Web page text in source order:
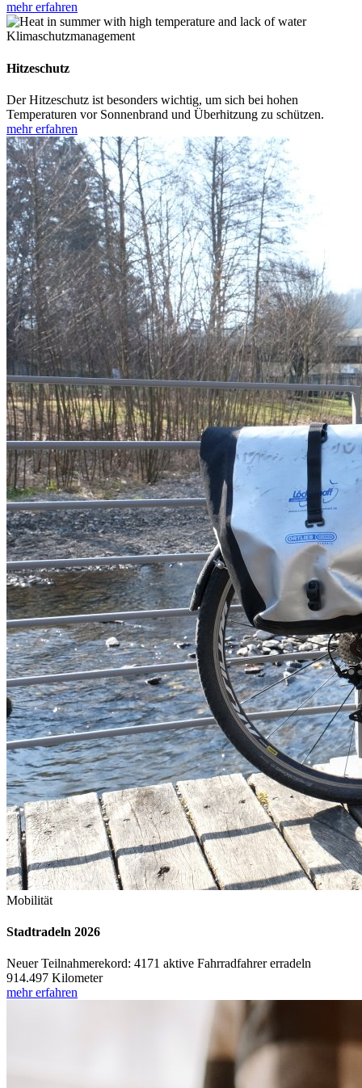
mehr erfahren
Klimaschutzmanagement
Hitzeschutz
Der Hitzeschutz ist besonders wichtig, um sich bei hohen
Temperaturen vor Sonnenbrand und Überhitzung zu schützen.
mehr erfahren
Mobilität
Stadtradeln 2026
Neuer Teilnahmerekord: 4171 aktive Fahrradfahrer erradeln
914.497 Kilometer
mehr erfahren